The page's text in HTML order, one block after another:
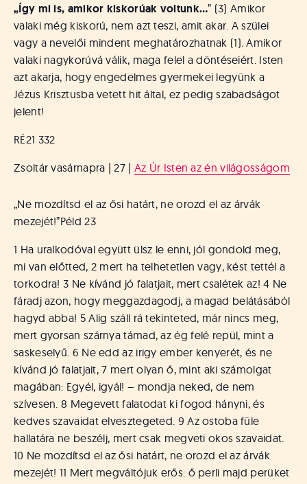
„Így mi is, amikor kiskorúak voltunk…” (3) Amikor
valaki még kiskorú, nem azt teszi, amit akar. A szülei
vagy a nevelői mindent meghatározhatnak (1). Amikor
valaki nagykorúvá válik, maga felel a döntéseiért. Isten
azt akarja, hogy engedelmes gyermekei legyünk a
Jézus Krisztusba vetett hit által, ez pedig szabadságot
jelent!
RÉ21 332
Zsoltár vasárnapra | 27 | Az Úr Isten az én világosságom
„Ne mozdítsd el az ősi határt, ne orozd el az árvák
mezejét!”Péld 23
1 Ha uralkodóval együtt ülsz le enni, jól gondold meg,
mi van előtted, 2 mert ha telhetetlen vagy, kést tettél a
torkodra! 3 Ne kívánd jó falatjait, mert csalétek az! 4 Ne
fáradj azon, hogy meggazdagodj, a magad belátásából
hagyd abba! 5 Alig száll rá tekinteted, már nincs meg,
mert gyorsan szárnya támad, az ég felé repül, mint a
saskeselyű. 6 Ne edd az irigy ember kenyerét, és ne
kívánd jó falatjait, 7 mert olyan ő, mint aki számolgat
magában: Egyél, igyál! – mondja neked, de nem
szívesen. 8 Megevett falatodat ki fogod hányni, és
kedves szavaidat elvesztegeted. 9 Az ostoba füle
hallatára ne beszélj, mert csak megveti okos szavaidat.
10 Ne mozdítsd el az ősi határt, ne orozd el az árvák
mezejét! 11 Mert megváltójuk erős: ő perli majd perüket